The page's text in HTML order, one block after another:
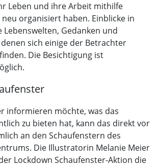
Leben und ihre Arbeit mithilfe
organisiert haben. Einblicke in
Gedanken und
sich einige der Betrachter
Die Besichtigung ist
informieren möchte, was das
zu bieten hat, kann das direkt vor
an den Schaufenstern des
Die Illustratorin Melanie Meier
Lockdown Schaufenster-Aktion die